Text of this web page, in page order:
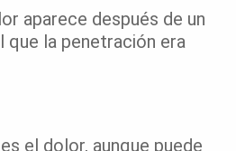
aparece después de un
que la penetración era
el dolor, aunque puede